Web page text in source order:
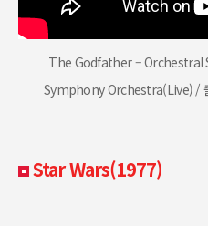
The Godfather –
Symphony Orchestra(Live) /
Star Wars(1977)